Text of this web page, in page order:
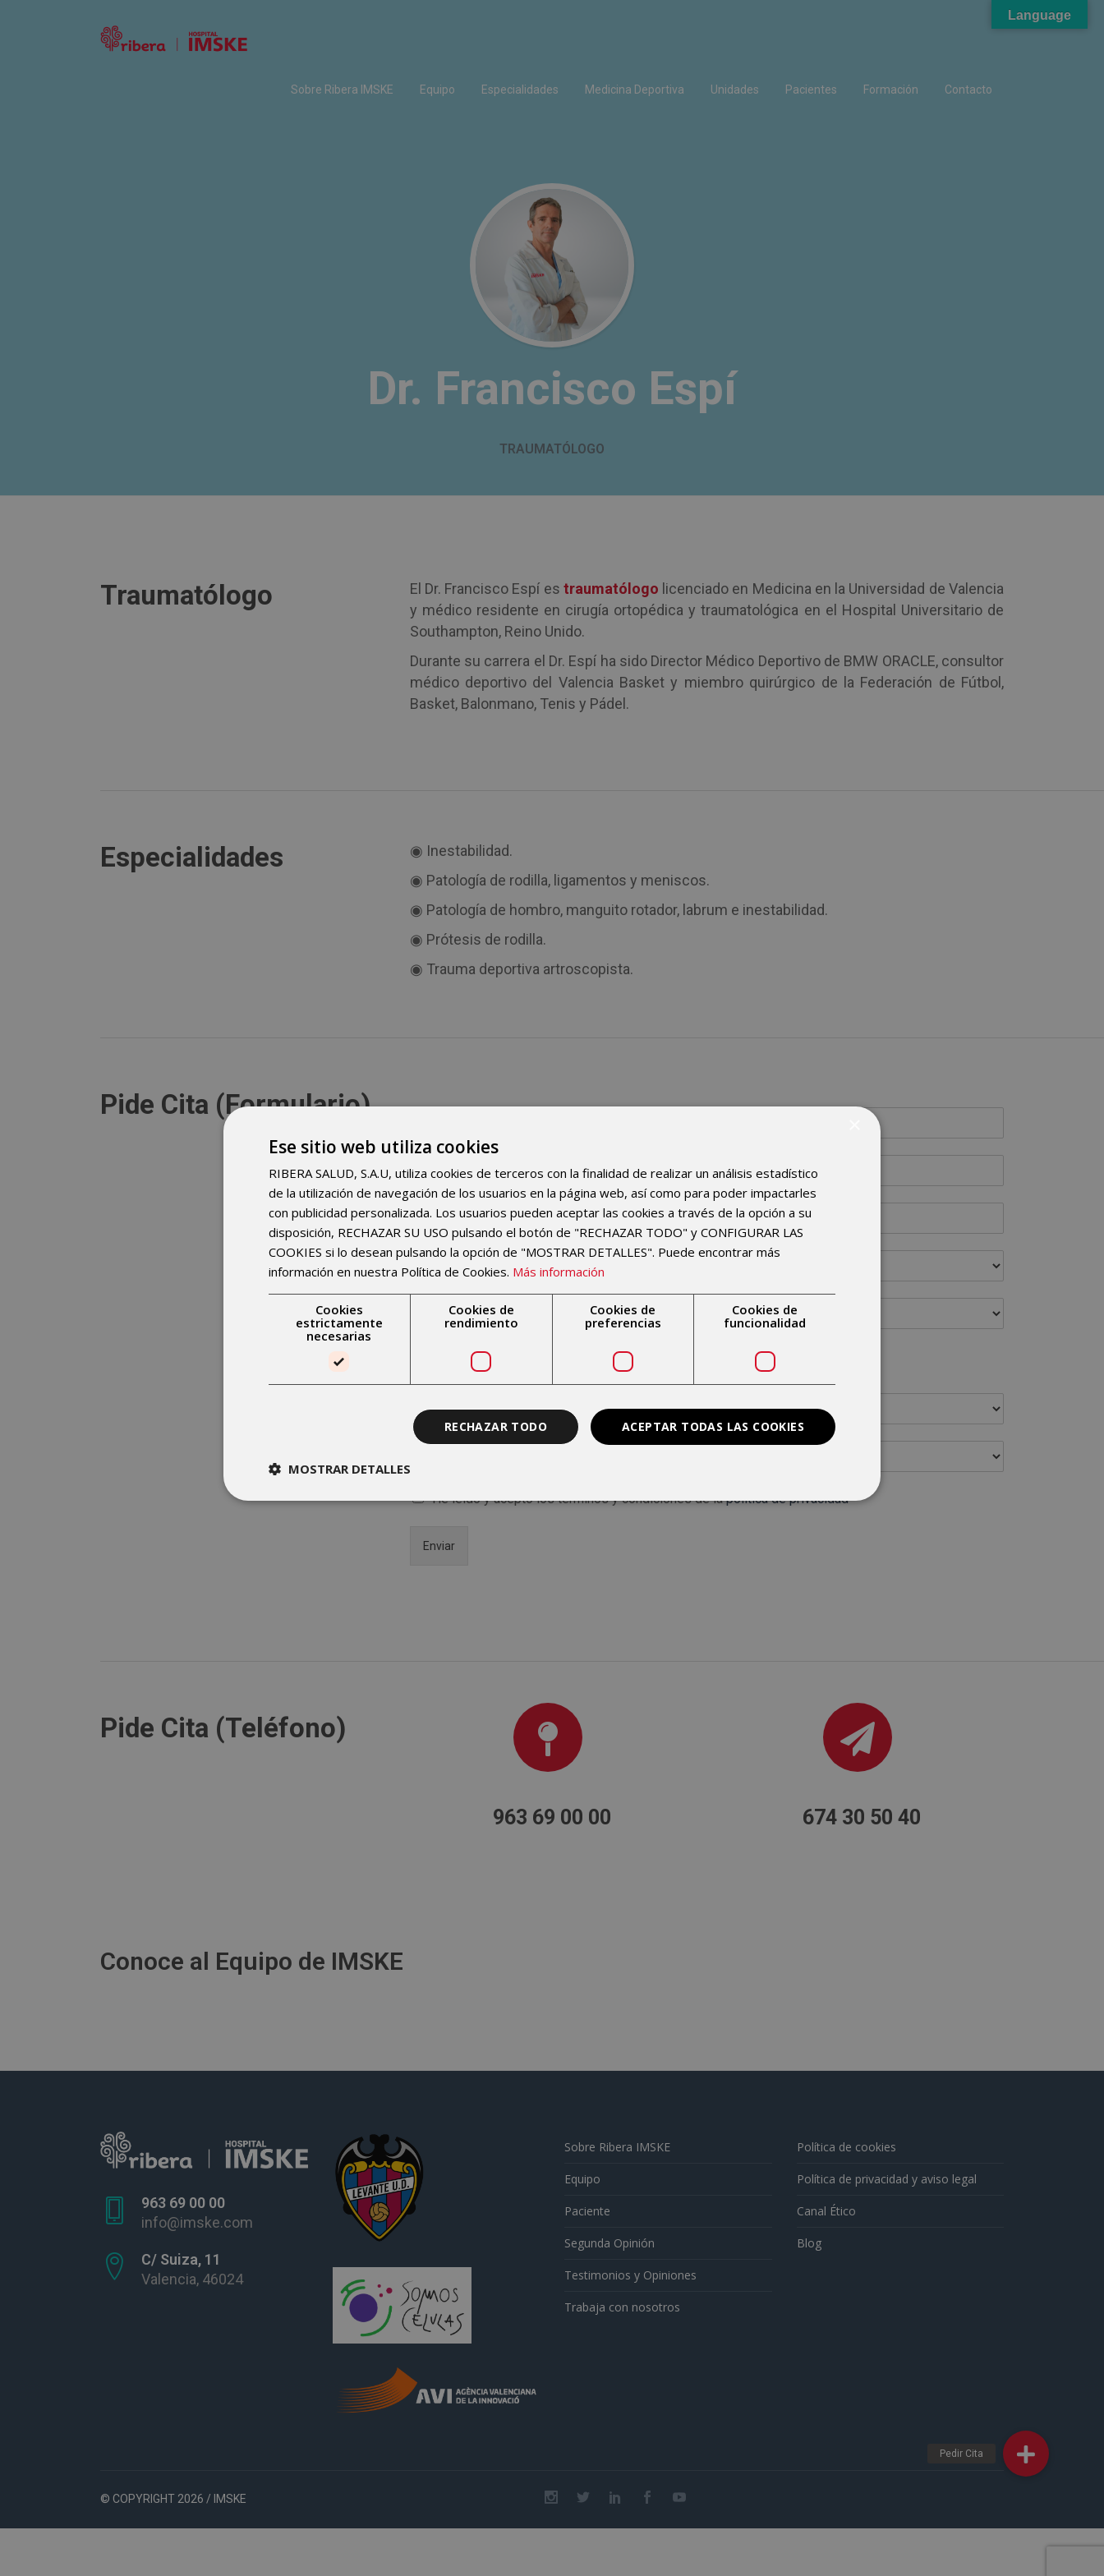
Sobre Ribera IMSKE Equipo Especialidades Medicina Deportiva Unidades Pacientes Formación Contacto
Dr. Francisco Espí
TRAUMATÓLOGO
Traumatólogo El Dr. Francisco Espí es traumatólogo licenciado en Medicina en la Universidad de Valencia
y médico residente en cirugía ortopédica y traumatológica en el Hospital Universitario de
Southampton, Reino Unido.
Durante su carrera el Dr. Espí ha sido Director Médico Deportivo de BMW ORACLE, consultor
médico deportivo del Valencia Basket y miembro quirúrgico de la Federación de Fútbol,
Basket, Balonmano, Tenis y Pádel.
Especialidades
◉ Inestabilidad.
◉ Patología de rodilla, ligamentos y meniscos.
◉ Patología de hombro, manguito rotador, labrum e inestabilidad.
◉ Prótesis de rodilla.
◉ Trauma deportiva artroscopista.
Pide Cita (Formulario)
He leído y acepto los términos y condiciones de lapolítica de privacidad *
Enviar
Pide Cita (Teléfono)
963 69 00 00 674 30 50 40
Conoce al Equipo de IMSKE
963 69 00 00
info@imske.com
C/ Suiza, 11
Valencia, 46024
Sobre Ribera IMSKE
Equipo
Paciente
Segunda Opinión
Testimonios y Opiniones
Trabaja con nosotros
Política de cookies
Política de privacidad y aviso legal
Canal Ético
Blog
© COPYRIGHT 2026 / IMSKE
Language
Ese sitio web utiliza cookies
RIBERA SALUD, S.A.U, utiliza cookies de terceros con la finalidad de realizar un análisis estadístico
de la utilización de navegación de los usuarios en la página web, así como para poder impactarles
con publicidad personalizada. Los usuarios pueden aceptar las cookies a través de la opción a su
disposición, RECHAZAR SU USO pulsando el botón de "RECHAZAR TODO" y CONFIGURAR LAS
COOKIES si lo desean pulsando la opción de "MOSTRAR DETALLES". Puede encontrar más
información en nuestra Política de Cookies. Más información
Cookies
estrictamente
necesarias
Cookies de
rendimiento
Cookies de
preferencias
Cookies de
funcionalidad
ACEPTAR TODAS LAS COOKIES
RECHAZAR TODO
MOSTRAR DETALLES